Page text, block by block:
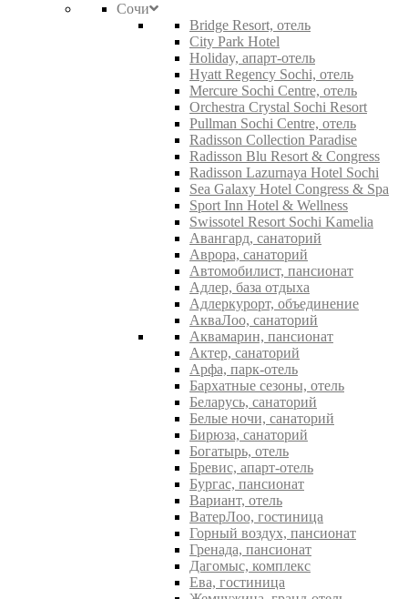
Сочи
Bridge Resort, отель
City Park Hotel
Holiday, апарт-отель
Hyatt Regency Sochi, отель
Mercure Sochi Centre, отель
Orchestra Crystal Sochi Resort
Pullman Sochi Centre, отель
Radisson Collection Paradise
Radisson Blu Resort & Congress
Radisson Lazurnaya Hotel Sochi
Sea Galaxy Hotel Congress & Spa
Sport Inn Hotel & Wellness
Swissotel Resort Sochi Kamelia
Авангард, санаторий
Аврора, санаторий
Автомобилист, пансионат
Адлер, база отдыха
Адлеркурорт, объединение
АкваЛоо, санаторий
Аквамарин, пансионат
Актер, санаторий
Арфа, парк-отель
Бархатные сезоны, отель
Беларусь, санаторий
Белые ночи, санаторий
Бирюза, санаторий
Богатырь, отель
Бревис, апарт-отель
Бургас, пансионат
Вариант, отель
ВатерЛоо, гостиница
Горный воздух, пансионат
Гренада, пансионат
Дагомыс, комплекс
Ева, гостиница